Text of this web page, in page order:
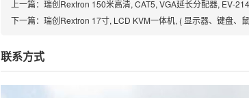
上一篇： 瑞创Rextron 150米高清, CAT5, VGA延长分配器, EV-214
下一篇： 瑞创Rextron 17寸, LCD KVM一体机, ( 显示器、键盘、
联系方式